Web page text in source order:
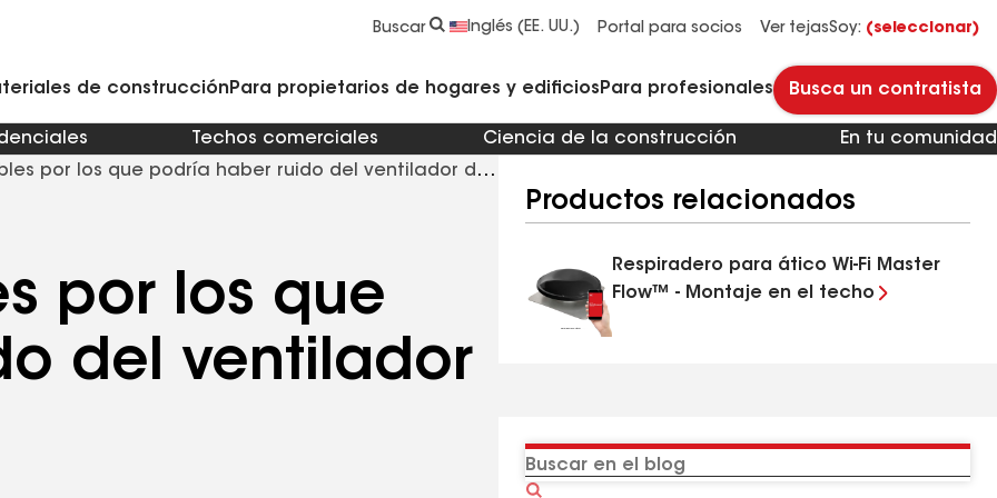
Buscar Inglés (EE. UU.) Portal para socios Ver tejasSoy: (seleccionar)
de construcción Para propietarios de hogares y edificios Para profesionales Busca un contratista
Techos comerciales Ciencia de la construcción
En tu comunidad
por los que podría haber ruido del ventilador del
por los que
del ventilador
Productos relacionados
Respiradero para ático Wi-Fi Master
Flow™ - Montaje en el techo